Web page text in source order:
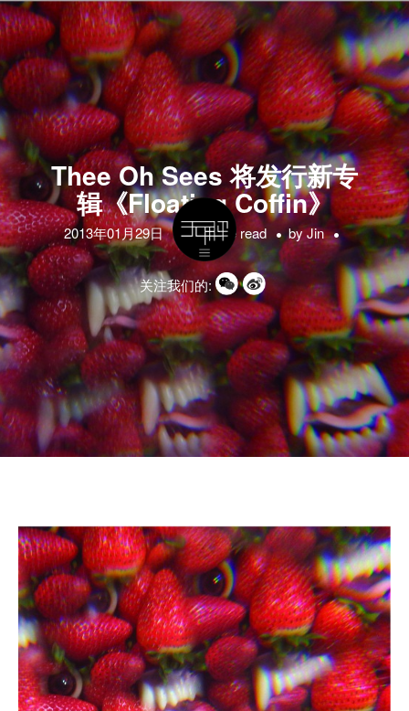
Thee Oh Sees 将发行新专
辑《Floating Coffin》
2013年01月29日 1 minute read byJin
关注我们的: